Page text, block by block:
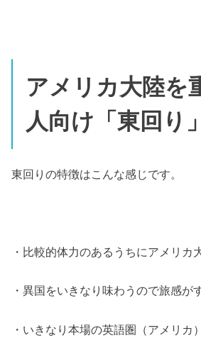
アメリカ大陸を
人向け「東回り
東回りの特徴はこんな感じです。
・比較的体力のあるうちにアメリカ
・異国をいきなり味わうので旅感が
・いきなり本場の英語圏（アメリカ